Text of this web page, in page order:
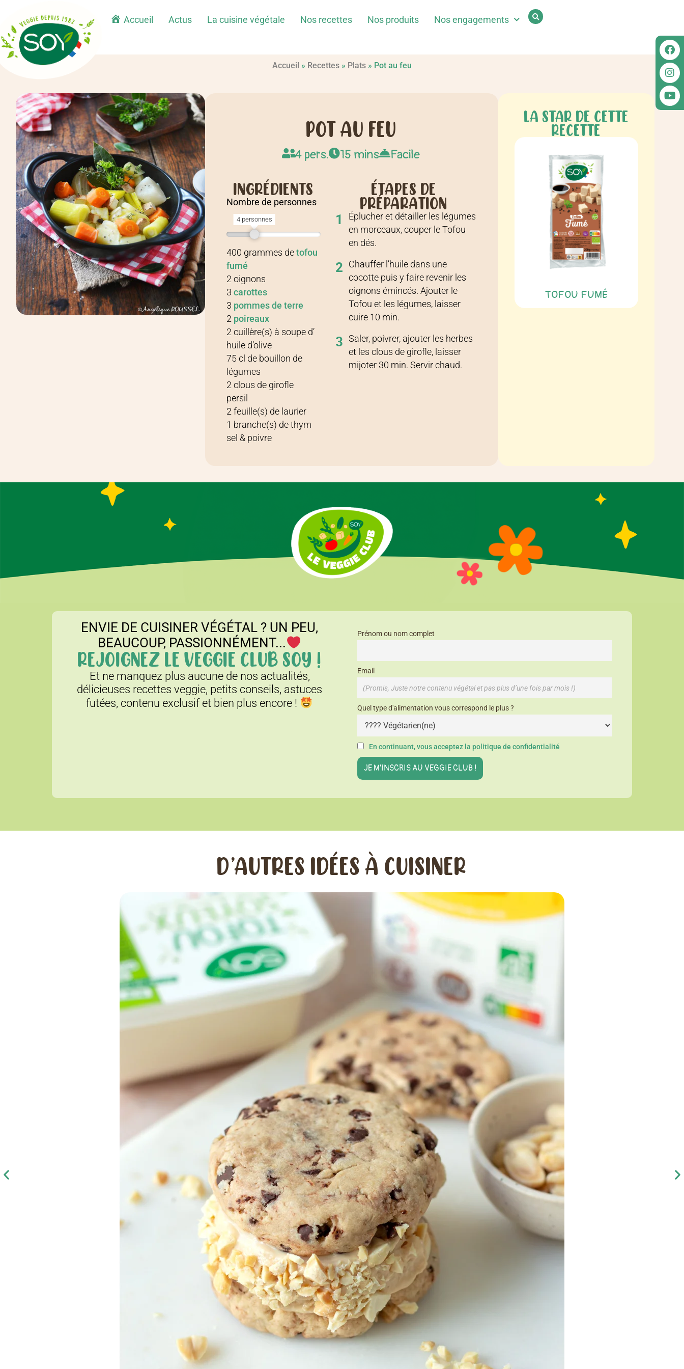
Accueil Actus La cuisine végétale Nos recettes Nos produits Nos engagements
Accueil » Recettes » Plats » Pot au feu
POT AU FEU
4 pers. 15 mins Facile
INGRÉDIENTS
Nombre de personnes
4 personnes
Recette pour 4 personnes
400 grammes de tofou
fumé
2 oignons
3 carottes
3 pommes de terre
2 poireaux
2 cuillère(s) à soupe d’
huile d’olive
75 cl de bouillon de
légumes
2 clous de girofle
persil
2 feuille(s) de laurier
1 branche(s) de thym
sel & poivre
ÉTAPES DE
PRÉPARATION
1
Éplucher et détailler les légumes
en morceaux, couper le Tofou
en dés.
2
Chauffer l’huile dans une
cocotte puis y faire revenir les
oignons émincés. Ajouter le
Tofou et les légumes, laisser
cuire 10 min.
3
Saler, poivrer, ajouter les herbes
et les clous de girofle, laisser
mijoter 30 min. Servir chaud.
LA STAR DE CETTE
RECETTE
TOFOU FUMÉ
ENVIE DE CUISINER VÉGÉTAL ? UN PEU,
BEAUCOUP, PASSIONNÉMENT...
REJOIGNEZ LE VEGGIE CLUB SOY !
Et ne manquez plus aucune de nos actualités,
délicieuses recettes veggie, petits conseils, astuces
futées, contenu exclusif et bien plus encore !
Prénom ou nom complet
Email
Quel type d'alimentation vous correspond le plus ?
En continuant, vous acceptez la politique de confidentialité
D’AUTRES IDÉES À CUISINER